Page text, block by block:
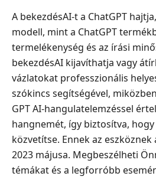
A bekezdésAI-t a ChatGPT
modell, mint a ChatGPT
termelékenység és az írási
bekezdésAI kijavíthatja vagy
vázlatokat professzionális
szókincs segítségével,
GPT AI-hangulatelemzéssel
hangnemét, így biztosítva,
közvetítse. Ennek az
2023 májusa. Megbeszélheti
témákat és a legforróbb